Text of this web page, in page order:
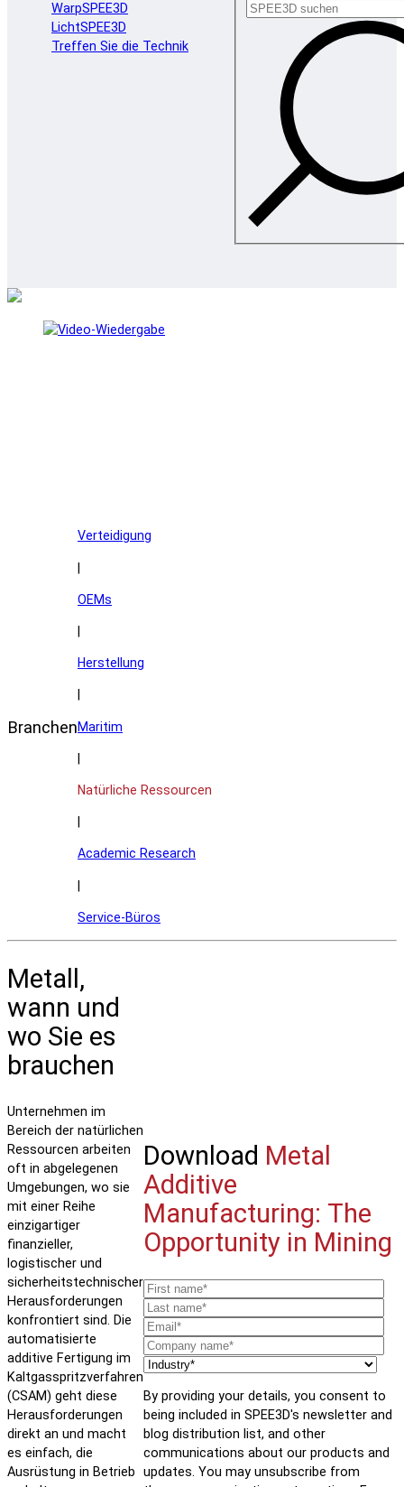
WarpSPEE3D
LichtSPEE3D
Treffen Sie die Technik
Branchen
Verteidigung
|
OEMs
Herstellung
Maritim
Natürliche Ressourcen
Academic Research
|
Service-Büros
Metall,
wann und
wo Sie es
brauchen
Unternehmen im
Bereich der natürlichen
Ressourcen arbeiten
oft in abgelegenen
Umgebungen, wo sie
mit einer Reihe
einzigartiger
finanzieller,
logistischer und
sicherheitstechnischer
Herausforderungen
konfrontiert sind. Die
automatisierte
additive Fertigung im
Kaltgasspritzverfahren
(CSAM) geht diese
Herausforderungen
direkt an und macht
es einfach, die
Ausrüstung in Betrieb
Download Metal
Additive
Manufacturing: The
Opportunity in Mining
By providing your details, you consent to
being included in SPEE3D's newsletter and
blog distribution list, and other
communications about our products and
updates. You may unsubscribe from